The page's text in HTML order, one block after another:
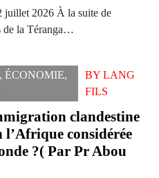
2026 À la suite de
de la Téranga…
, ÉCONOMIE,
BYLANG
FILS
clandestine
considérée
?( Par Pr Abou